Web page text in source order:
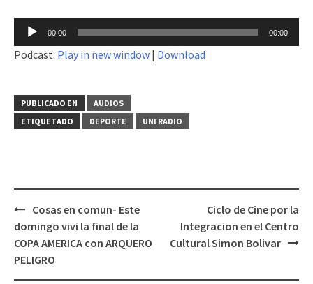
Reproductor
de
audio
00:00 00:00
Podcast: Play in new window | Download
PUBLICADO EN
AUDIOS
ETIQUETADO
DEPORTE UNI RADIO
Navegación
de
entradas
Cosas en comun- Este
domingo vivi la final de la
COPA AMERICA con ARQUERO
PELIGRO
Ciclo de Cine por la
Integracion en el Centro
Cultural Simon Bolivar